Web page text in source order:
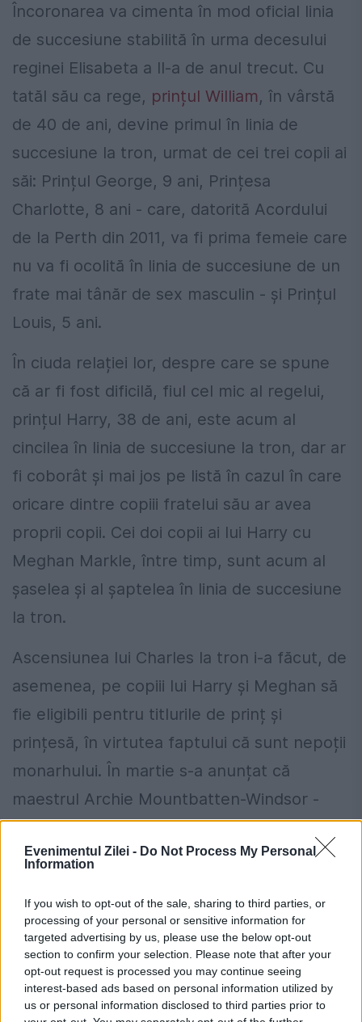
Evenimentul Zilei - Do Not Process My Personal
Information
If you wish to opt-out of the sale, sharing to third parties, or
processing of your personal or sensitive information for
targeted advertising by us, please use the below opt-out
section to confirm your selection. Please note that after your
opt-out request is processed you may continue seeing
interest-based ads based on personal information utilized by
us or personal information disclosed to third parties prior to
Încoronarea va cimenta în mod oficial linia
de succesiune stabilită în urma decesului
reginei Elisabeta a II-a de anul trecut. Cu
tatăl său ca rege, prințul William, în vârstă
de 40 de ani, devine primul în linia de
succesiune la tron, urmat de cei trei copii ai
săi: Prințul George, 9 ani, Prințesa
Charlotte, 8 ani - care, datorită Acordului
de la Perth din 2011, va fi prima femeie care
nu va fi ocolită în linia de succesiune de un
frate mai tânăr de sex masculin - și Prințul
Louis, 5 ani.
În ciuda relației lor, despre care se spune
că ar fi fost dificilă, fiul cel mic al regelui,
prințul Harry, 38 de ani, este acum al
cincilea în linia de succesiune la tron, dar ar
fi coborât și mai jos pe listă în cazul în care
oricare dintre copiii fratelui său ar avea
proprii copii. Cei doi copii ai lui Harry cu
Meghan Markle, între timp, sunt acum al
șaselea și al șaptelea în linia de succesiune
la tron.
Ascensiunea lui Charles la tron i-a făcut, de
asemenea, pe copiii lui Harry și Meghan să
fie eligibili pentru titlurile de prinț și
prințesă, în virtutea faptului că sunt nepoții
monarhului. În martie s-a anunțat că
maestrul Archie Mountbatten-Windsor -
care împlinește 4 ani în ziua încoronării - va
fi cunoscut de acum înainte ca Prințul
împlinește 2 ani în iunie, a fost botezată
Prințesa Lilibet Diana, un nume care o
onorează atât pe străbunica ei paternă,
Regina Elisabeta a II-a, cât și pe bunica ei